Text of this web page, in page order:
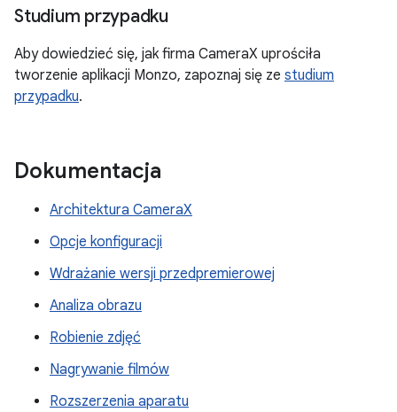
Studium przypadku
Aby dowiedzieć się, jak firma CameraX uprościła
tworzenie aplikacji Monzo, zapoznaj się ze studium
przypadku.
Dokumentacja
Architektura CameraX
Opcje konfiguracji
Wdrażanie wersji przedpremierowej
Analiza obrazu
Robienie zdjęć
Nagrywanie filmów
Rozszerzenia aparatu